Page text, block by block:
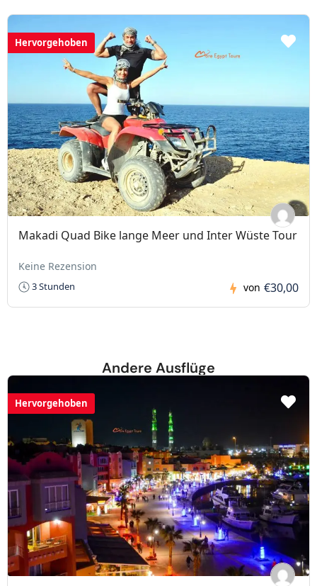
Hervorgehoben
Makadi Quad Bike lange Meer und Inter Wüste Tour
Keine Rezension
3 Stunden von €30,00
Andere Ausflüge
Hervorgehoben